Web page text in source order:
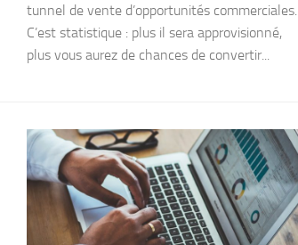
tunnel de vente d’opportunités commerciales.
C’est statistique : plus il sera approvisionné,
plus vous aurez de chances de convertir...